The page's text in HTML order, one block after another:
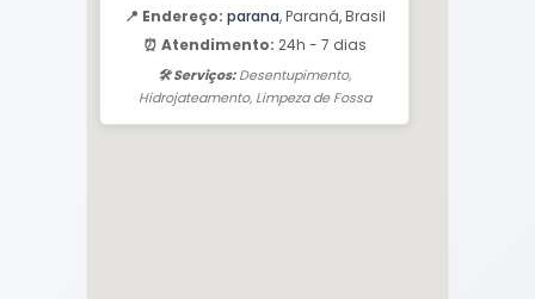
📍 Endereço: parana, Paraná, Brasil
⏰ Atendimento: 24h - 7 dias
🛠️ Serviços:Desentupimento,
Hidrojateamento, Limpeza de Fossa